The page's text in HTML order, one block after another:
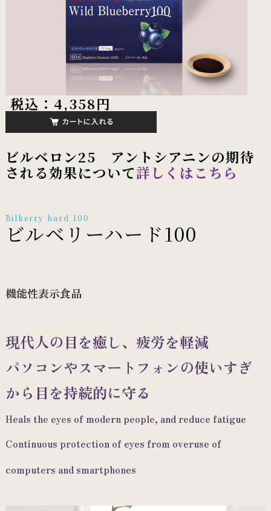
税込：4,358円
ビルベロン25 アントシアニンの期待
される効果について詳しくはこちら
Bilberry hard 100
ビルベリーハード100
機能性表示食品
現代人の目を癒し、疲労を軽減
パソコンやスマートフォンの使いすぎ
から目を持続的に守る
Heals the eyes of modern people, and reduce fatigue
Continuous protection of eyes from overuse of
computers and smartphones